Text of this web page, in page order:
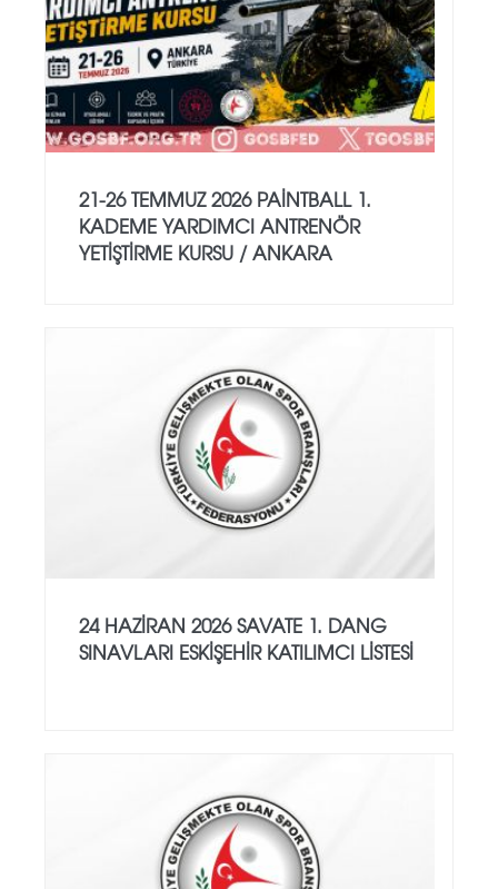
21-26 TEMMUZ 2026 PAİNTBALL 1.
KADEME YARDIMCI ANTRENÖR
YETİŞTİRME KURSU / ANKARA
24 HAZİRAN 2026 SAVATE 1. DANG
SINAVLARI ESKİŞEHİR KATILIMCI LİSTESİ